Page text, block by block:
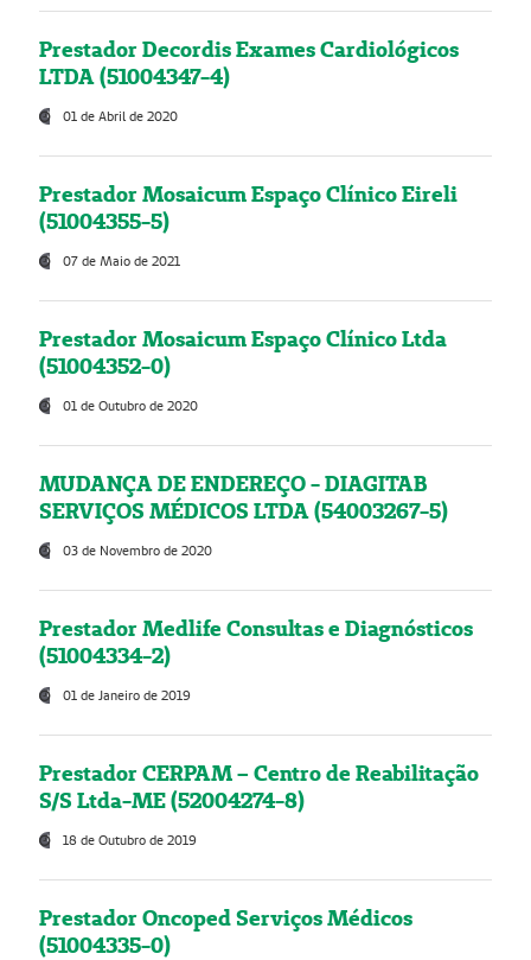
Prestador Decordis Exames Cardiológicos
LTDA (51004347-4)
01 de Abril de 2020
Prestador Mosaicum Espaço Clínico Eireli
(51004355-5)
07 de Maio de 2021
Prestador Mosaicum Espaço Clínico Ltda
(51004352-0)
01 de Outubro de 2020
MUDANÇA DE ENDEREÇO - DIAGITAB
SERVIÇOS MÉDICOS LTDA (54003267-5)
03 de Novembro de 2020
Prestador Medlife Consultas e Diagnósticos
(51004334-2)
01 de Janeiro de 2019
Prestador CERPAM – Centro de Reabilitação
S/S Ltda-ME (52004274-8)
18 de Outubro de 2019
Prestador Oncoped Serviços Médicos
(51004335-0)